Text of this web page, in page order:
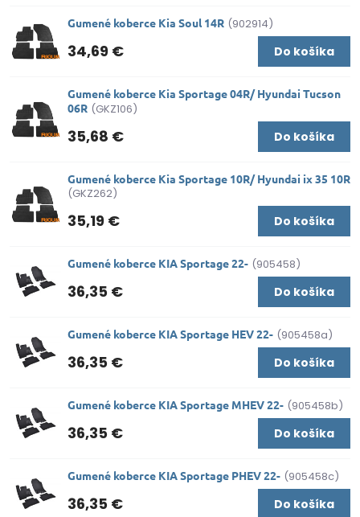
Gumené koberce Kia Soul 14R (902914)
34,69 € Do košíka
Gumené koberce Kia Sportage 04R/ Hyundai Tucson
06R (GKZ106)
35,68 € Do košíka
Gumené koberce Kia Sportage 10R/ Hyundai ix 35 10R
(GKZ262)
35,19 € Do košíka
Gumené koberce KIA Sportage 22- (905458)
36,35 € Do košíka
Gumené koberce KIA Sportage HEV 22- (905458a)
36,35 € Do košíka
Gumené koberce KIA Sportage MHEV 22- (905458b)
36,35 € Do košíka
Gumené koberce KIA Sportage PHEV 22- (905458c)
36,35 € Do košíka